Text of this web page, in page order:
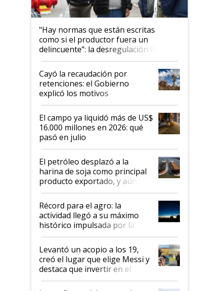
"Hay normas que están escritas
como si el productor fuera un
delincuente”: la desregulación llegó
al Congreso Aapresid y hasta se
habló del financiamiento al IPCVA
Cayó la recaudación por
retenciones: el Gobierno
explicó los motivos
El campo ya liquidó más de US$
16.000 millones en 2026: qué
pasó en julio
El petróleo desplazó a la
harina de soja como principal
producto exportado, y aún así
el agro aportó casi seis de cada
diez dólares y sostuvo el
liderazgo en un semestre
récord
Récord para el agro: la
actividad llegó a su máximo
histórico impulsada por la
cosecha y las exportaciones
Levantó un acopio a los 19,
creó el lugar que elige Messi y
destaca que invertir en el
kirchnerismo era como "darle
plata a un hijo para droga":